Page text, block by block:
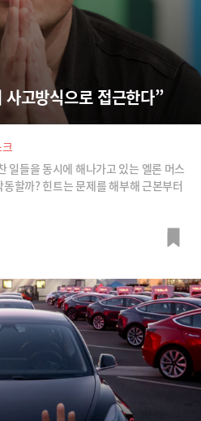
고방식으로 접근한다”
일들을 동시에 해나가고 있는 엘론 머스
할까? 힌트는 문제를 해부해 근본부터